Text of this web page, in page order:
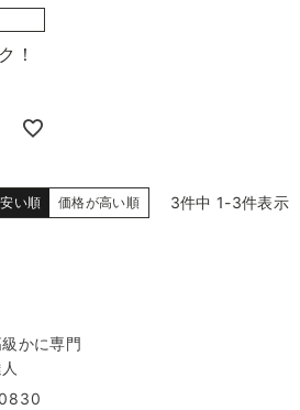
！
い順 価格が高い順 3件中 1-3件表示
かに専門